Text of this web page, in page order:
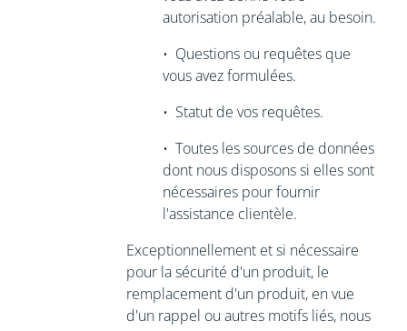
autorisation préalable, au besoin.
• Questions ou requêtes que
vous avez formulées.
• Statut de vos requêtes.
• Toutes les sources de données
dont nous disposons si elles sont
nécessaires pour fournir
l'assistance clientèle.
Exceptionnellement et si nécessaire
pour la sécurité d'un produit, le
remplacement d'un produit, en vue
d'un rappel ou autres motifs liés, nous